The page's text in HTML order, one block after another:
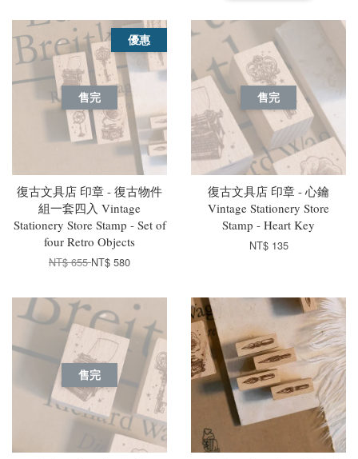
優惠
售完
復古文具店 印章 - 復古物件
組一套四入 Vintage
Stationery Store Stamp - Set of
four Retro Objects
NT$ 655NT$ 580
售完
復古文具店 印章 - 心鑰
Vintage Stationery Store
Stamp - Heart Key
NT$ 135
售完